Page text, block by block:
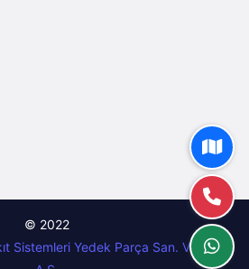
© 2022
Sistemleri Yedek Parça San. Ve Tic.